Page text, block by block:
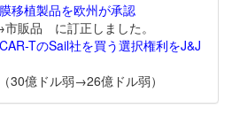
移植製品を欧州が承認
販品 に訂正しました。
TのSail社を買う選択権利をJ&J
30億ドル弱→26億ドル弱）